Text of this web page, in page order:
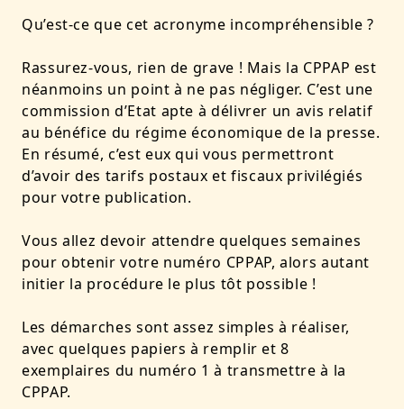
Qu’est-ce que cet acronyme incompréhensible ?
Rassurez-vous, rien de grave ! Mais la CPPAP est
néanmoins un point à ne pas négliger. C’est une
commission d’Etat apte à délivrer un avis relatif
au bénéfice du régime économique de la presse.
En résumé, c’est eux qui vous permettront
d’avoir des tarifs postaux et fiscaux privilégiés
pour votre publication.
Vous allez devoir attendre quelques semaines
pour obtenir votre numéro CPPAP, alors autant
initier la procédure le plus tôt possible !
Les démarches sont assez simples à réaliser,
avec quelques papiers à remplir et 8
exemplaires du numéro 1 à transmettre à la
CPPAP.